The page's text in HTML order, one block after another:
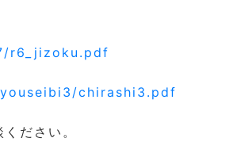
r6_jizoku.pdf
chirashi3.pdf
ださい。